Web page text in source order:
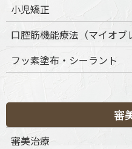
インターネット予約：こちらを
診療時間 月
9:30-13:30
◎
15:00-19:00
※休診日：不定休
小児矯正
口腔筋機能療法（マイオブ
フッ素塗布・シーラント
審
審美治療